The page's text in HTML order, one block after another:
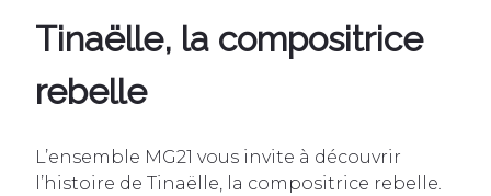
Tinaëlle, la compositrice
rebelle
L’ensemble MG21 vous invite à découvrir
l’histoire de Tinaëlle, la compositrice rebelle.